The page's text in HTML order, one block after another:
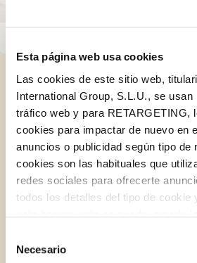
Esta página web usa cookies
Las cookies de este sitio web,
International Group, S.L.U., se usan
tráfico web y para RETARGETING,
cookies para impactar de nuevo en
anuncios o publicidad según tipo de
cookies son las habituales que
redes sociales para ofrecerte
todos los detalles del tipo de cookie
aparece cómo evitar las cookies en
Necesario
PRODUCTES
Iniciar sessió amb